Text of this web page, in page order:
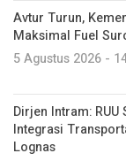
Avtur Turun,
Maksimal Fuel
5 Agustus 2026 -
Dirjen Intram:
Integrasi
Lognas